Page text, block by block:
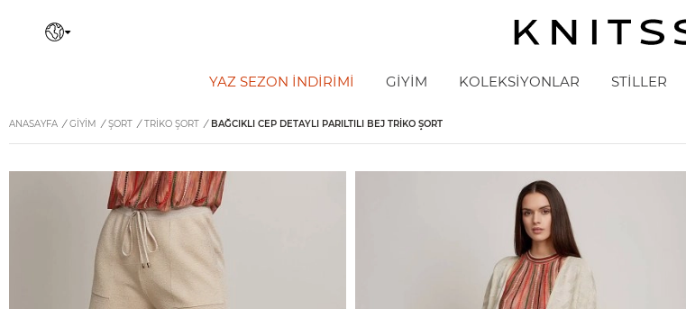
YAZ SEZON İNDIRIMI GİYİM KOLEKSİYONLAR STİLLER
ANASAYFA / GİYİM / ŞORT / TRIKO ŞORT / BAĞCIKLI CEP DETAYLI PARILTILI BEJ TRIKO ŞORT